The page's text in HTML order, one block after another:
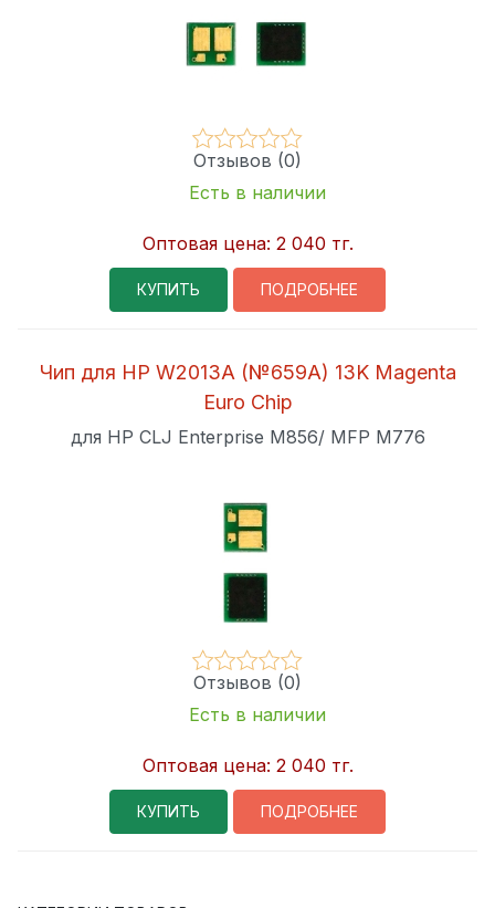
Отзывов (0)
Есть в наличии
Оптовая цена: 2 040 тг.
КУПИТЬ ПОДРОБНЕЕ
Чип для HP W2013A (№659A) 13K Magenta
Euro Chip
для HP CLJ Enterprise M856/ MFP M776
Отзывов (0)
Есть в наличии
Оптовая цена: 2 040 тг.
КУПИТЬ ПОДРОБНЕЕ